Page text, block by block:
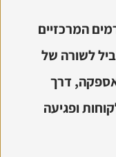
המרכזיים
לשורה של
דרך
ופגיעה